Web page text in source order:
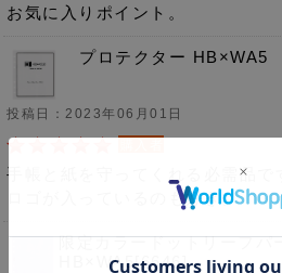
お気に入りポイント。
プロテクター HB×WA5
投稿日：2023年06月01日
手帳と紙を守ってくれる必需品で
ロゴが入っているのも好き。
限定カラードットリーフパ
HB×WA5[6646]